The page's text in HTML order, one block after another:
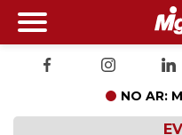
NO AR: